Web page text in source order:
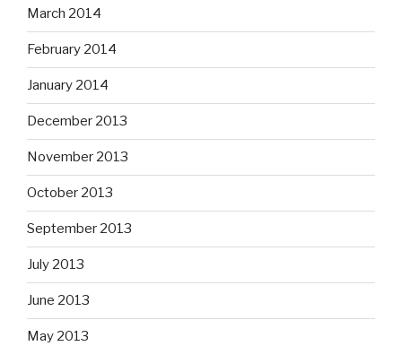
March 2014
February 2014
January 2014
December 2013
November 2013
October 2013
September 2013
July 2013
June 2013
May 2013